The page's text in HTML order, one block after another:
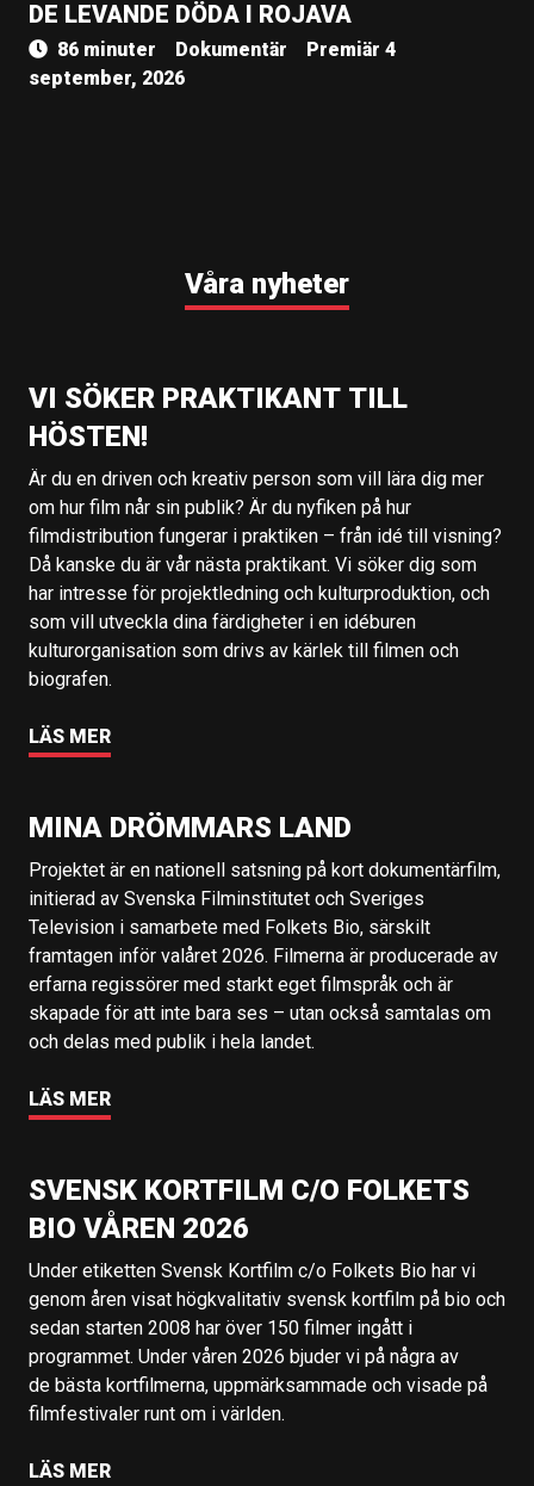
DE LEVANDE DÖDA I ROJAVA
86 minuter Dokumentär
Premiär 4
september, 2026
Våra nyheter
VI SÖKER PRAKTIKANT TILL
HÖSTEN!
Är du en driven och kreativ person som vill lära dig mer
om hur film når sin publik? Är du nyfiken på hur
filmdistribution fungerar i praktiken – från idé till visning?
Då kanske du är vår nästa praktikant. Vi söker dig som
har intresse för projektledning och kulturproduktion, och
som vill utveckla dina färdigheter i en idéburen
kulturorganisation som drivs av kärlek till filmen och
biografen.
LÄS MER
MINA DRÖMMARS LAND
Projektet är en nationell satsning på kort dokumentärfilm,
initierad av Svenska Filminstitutet och Sveriges
Television i samarbete med Folkets Bio, särskilt
framtagen inför valåret 2026. Filmerna är producerade av
erfarna regissörer med starkt eget filmspråk och är
skapade för att inte bara ses – utan också samtalas om
och delas med publik i hela landet.
LÄS MER
SVENSK KORTFILM C/O FOLKETS
BIO VÅREN 2026
Under etiketten Svensk Kortfilm c/o Folkets Bio har vi
genom åren visat högkvalitativ svensk kortfilm på bio och
sedan starten 2008 har över 150 filmer ingått i
programmet. Under våren 2026 bjuder vi på några av
de bästa kortfilmerna, uppmärksammade och visade på
filmfestivaler runt om i världen.
LÄS MER